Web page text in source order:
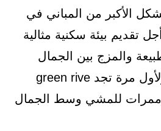
الأكبر من المباني في
تقديم بيئة سكنية مثالية
والمزج بين الجمال
الطبيعي والمباني، ولأول مرة تجد green rive
وممرات للمشي وسط الجمال